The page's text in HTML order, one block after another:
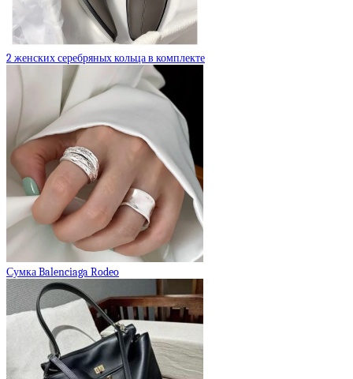
2 женских серебряных кольца в комплекте
Сумка Balenciaga Rodeo